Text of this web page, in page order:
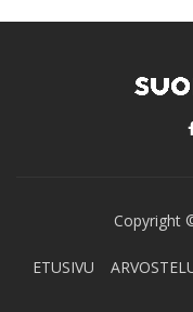
Copyright
ETUSIVU